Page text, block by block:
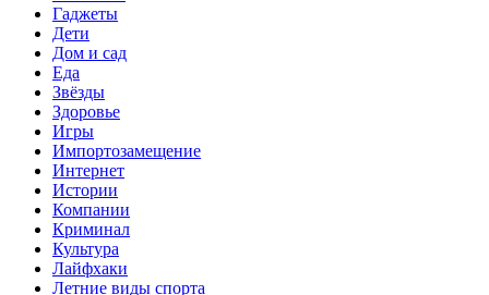
Гаджеты
Дети
Дом и сад
Еда
Звёзды
Здоровье
Игры
Импортозамещение
Интернет
Истории
Компании
Криминал
Культура
Лайфхаки
Летние виды спорта